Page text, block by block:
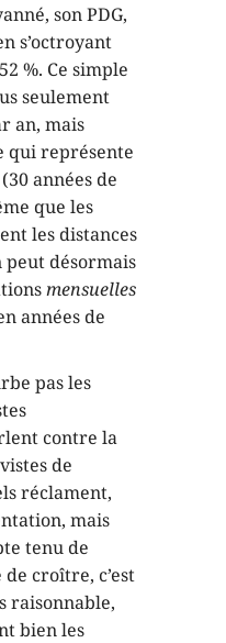
son PDG,
s’octroyant
%. Ce simple
seulement
an, mais
qui représente
années de
que les
les distances
peut désormais
mensuelles
années de
pas les
contre la
de
réclament,
mais
tenu de
croître, c’est
raisonnable,
bien les